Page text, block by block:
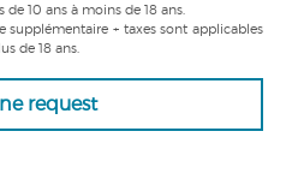
de 10 ans à moins de 18 ans.
supplémentaire + taxes sont applicables
de 18 ans.
request